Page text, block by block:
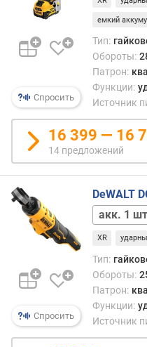
и
е
с
о
о
о
о
в
(
/
м
н
Спросить
шт
5 Ач
кейс
емкий
Тип:
Обороты:
Патрон:
Функции:
Источник
16 399 — 16
14 предложений
Спросить
DeWALT
акк.
1
шт
2 Ач
акк.
1
шт
3 Ач
XR
Тип:
Обороты:
Патрон:
Функции:
Источник